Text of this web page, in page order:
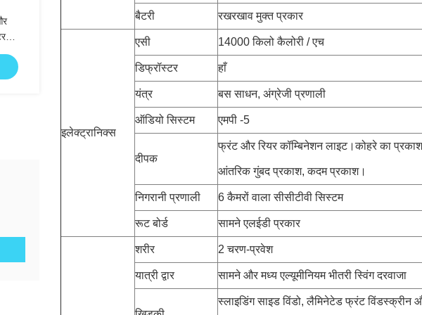
बैटरी रखरखाव मुक्त प्रकार
इलेक्ट्रानिक्स
एसी 14000 किलो कैलोरी / एच
डिफ्रॉस्टर हाँ
यंत्र बस साधन, अंग्रेजी प्रणाली
ऑडियो सिस्टम एमपी -5
दीपक
फ्रंट और रियर कॉम्बिनेशन लाइट।कोहरे का
आंतरिक गुंबद प्रकाश, कदम प्रकाश।
निगरानी प्रणाली 6 कैमरों वाला सीसीटीवी सिस्टम
रूट बोर्ड सामने एलईडी प्रकार
शरीर 2 चरण-प्रवेश
यात्री द्वार सामने और मध्य एल्यूमीनियम भीतरी स्विंग दरवाजा
स्लाइडिंग साइड विंडो, लैमिनेटेड फ्रंट विंडस्क्रीन